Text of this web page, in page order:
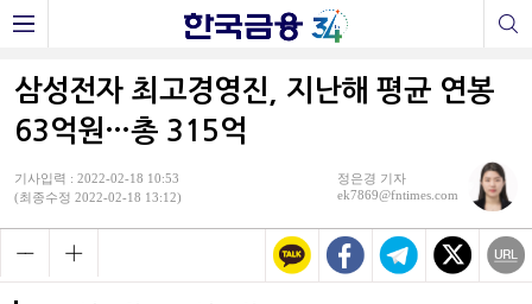
삼성전자 최고경영진, 지난해 평균 연봉
63억원…총 315억
기사입력 : 2022-02-18 10:53
(최종수정 2022-02-18 13:12)
정은경 기자
ek7869@fntimes.com